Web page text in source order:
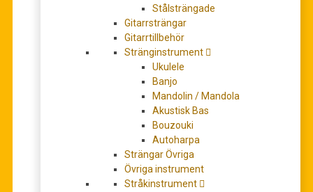
Stålsträngade
Gitarrsträngar
Gitarrtillbehör
Stränginstrument
Ukulele
Banjo
Mandolin / Mandola
Akustisk Bas
Bouzouki
Autoharpa
Strängar Övriga
Övriga instrument
Stråkinstrument
Bastien Piano Basics: Theory level